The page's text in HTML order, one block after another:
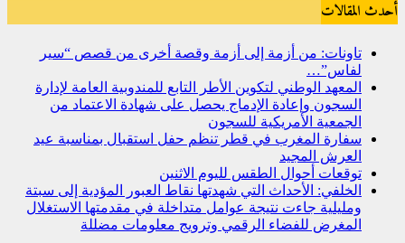
أحدث المقالات
تاونات: من أزمة إلى أزمة وقصة أخرى من قصص “سير
لفاس”…
المعهد الوطني لتكوين الأطر التابع للمندوبية العامة لإدارة
السجون وإعادة الإدماج يحصل على شهادة الاعتماد من
الجمعية الأمريكية للسجون
سفارة المغرب في قطر تنظم حفل استقبال بمناسبة عيد
العرش المجيد
توقعات أحوال الطقس لليوم الاثنين
الخلفي: الأحداث التي شهدتها نقاط العبور المؤدية إلى سبتة
ومليلية جاءت نتيجة عوامل متداخلة في مقدمتها الاستغلال
المغرض للفضاء الرقمي وترويج معلومات مضللة